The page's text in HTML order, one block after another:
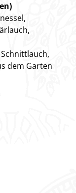
dem Garten